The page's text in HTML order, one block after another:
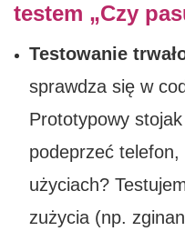
testem „Czy
Testowanie
sprawdza się w
Prototypowy
podeprzeć
użyciach?
zużycia (np.